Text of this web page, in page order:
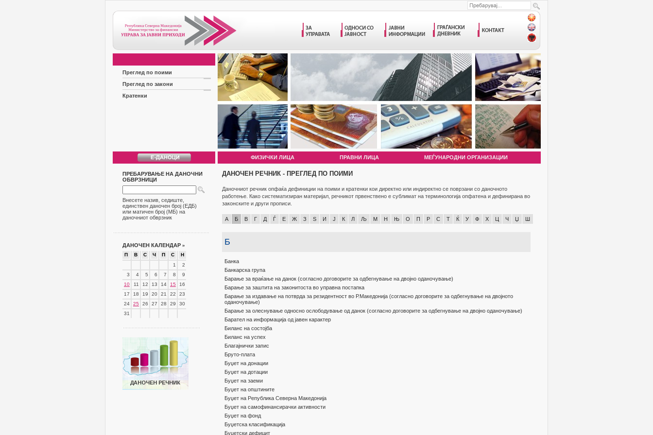
Преглед по поими
Преглед по закони
Кратенки
ФИЗИЧКИ ЛИЦА ПРАВНИ ЛИЦА МЕЃУНАРОДНИ ОРГАНИЗАЦИИ
ПРЕБАРУВАЊЕ НА ДАНОЧНИ
ОБВРЗНИЦИ
Внесете назив, седиште,
единствен даночен број (ЕДБ)
или матичен број (МБ) на
даночниот обврзник
ДАНОЧЕН КАЛЕНДАР »
П В С Ч П С
Н
1
2
3
4 5 6 7 8
9
10
11 12 13 14 15
16
17
18 19 20 21 22
23
24
25 26 27 28 29
30
31
ДАНОЧЕН РЕЧНИК - ПРЕГЛЕД ПО ПОИМИ
Даночниот речник опфаќа дефиниции на поими и кратенки кои директно или индиректно се поврзани со даночното
работење. Како систематизиран материјал, речникот првенствено е сублимат на терминологија опфатена и дефинирана во
законските и други прописи.
А Б В Г Д Ѓ Е Ж З Ѕ И Ј К Л Љ М Н Њ О П Р С Т Ќ У Ф Х Ц Ч Џ Ш
Б
Банка
Банкарска група
Барање за враќање на данок (согласно договорите за одбегнување на двојно оданочување)
Барање за заштита на законитоста во управна постапка
Барање за издавање на потврда за резидентност во Р.Македонија (согласно договорите за одбегнување на двојното
оданочување)
Барање за олеснување односно ослободување од данок (согласно договорите за одбегнување на двојно оданочување)
Барател на информација од јавен карактер
Биланс на состојба
Биланс на успех
Благајнички запис
Бруто-плата
Буџет на донации
Буџет на дотации
Буџет на заеми
Буџет на општините
Буџет на Република Северна Македонија
Буџет на самофинансирачки активности
Буџет на фонд
Буџетска класификација
Буџетски дефицит